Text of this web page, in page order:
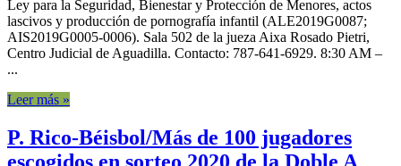
Ley para la Seguridad, Bienestar y Protección de Menores, actos
lascivos y producción de pornografía infantil (ALE2019G0087;
AIS2019G0005-0006). Sala 502 de la jueza Aixa Rosado Pietri,
Centro Judicial de Aguadilla. Contacto: 787-641-6929. 8:30 AM –
...
Leer más »
P. Rico-Béisbol/Más de 100 jugadores
escogidos en sorteo 2020 de la Doble A